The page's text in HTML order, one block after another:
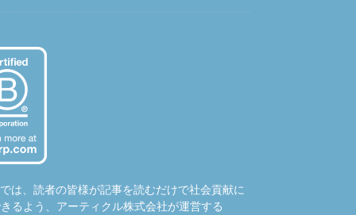
は、読者の皆様が記事を読むだけで社会貢献に
るよう、アーティクル株式会社が運営する